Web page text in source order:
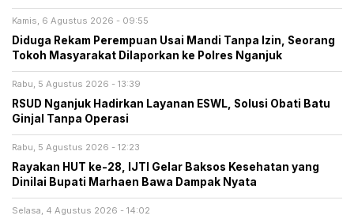
Kamis, 6 Agustus 2026 - 09:55
Diduga Rekam Perempuan Usai Mandi Tanpa Izin, Seorang
Tokoh Masyarakat Dilaporkan ke Polres Nganjuk
Rabu, 5 Agustus 2026 - 13:39
RSUD Nganjuk Hadirkan Layanan ESWL, Solusi Obati Batu
Ginjal Tanpa Operasi
Rabu, 5 Agustus 2026 - 12:23
Rayakan HUT ke-28, IJTI Gelar Baksos Kesehatan yang
Dinilai Bupati Marhaen Bawa Dampak Nyata
Selasa, 4 Agustus 2026 - 14:02